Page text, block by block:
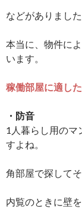
などがありました
本当に、物件に
います。
稼働部屋に適し
・防音
1人暮らし用のマ
すよね。
角部屋で探して
内覧のときに壁